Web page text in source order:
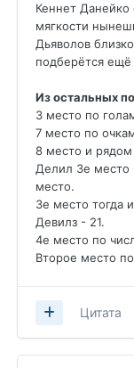
Кеннет
мягкости
Дьяволов
подберётся ещё
Из остальных
3 место по
7 место по
8 место и рядом
Делил 3е место
место.
3е место тогда
Девилз - 21.
4е место по
Второе место
Цитата